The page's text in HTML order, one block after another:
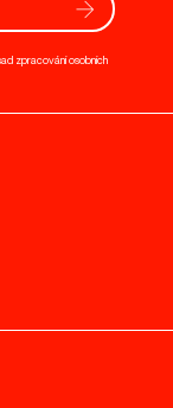
zpracování osobních